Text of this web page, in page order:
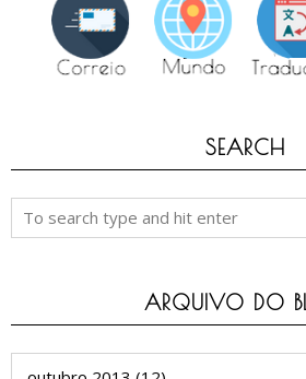
SEARCH
ARQUIVO DO